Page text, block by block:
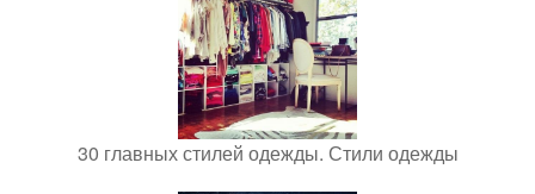
30 главных стилей одежды. Стили одежды